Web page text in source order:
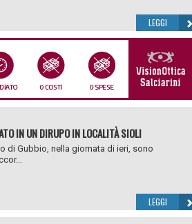
LEGGI
IN UN DIRUPO IN LOCALITÀ SIOLI
di Gubbio, nella giornata di ieri, sono
LEGGI